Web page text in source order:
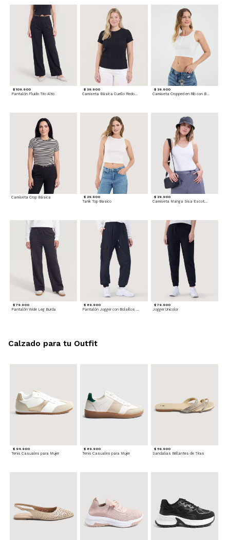
$ 109.900
Pantalón Fluido Tiro Alto
$ 39.900
Camiseta Básica Cuello Redondo
$ 39.900
Camiseta Crop Básica $ 29.900
Tank Top Basico
$ 29.900
Camiseta Manga Sisa Escotada
$ 79.900
Pantalón Wide Leg Burda
$ 89.900
Pantalón Jogger con Bolsillos Cargo
$ 79.900
Jogger Unicolor
$ 94.900
Tenis Casuales para Mujer
$ 89.900
Tenis Casuales para Mujer
$ 59.900
Sandalias Brillantes de Tiras
Calzado para tu Outfit